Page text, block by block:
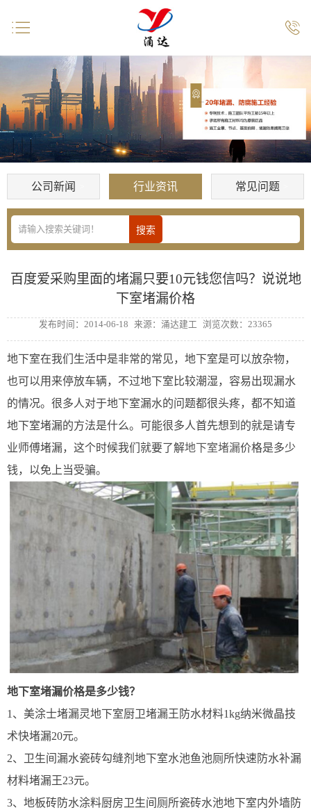
公司新闻 行业资讯 常见问题
百度爱采购里面的堵漏只要10元钱您信吗？说说地
下室堵漏价格
发布时间：2014-06-18 来源：涌达建工 浏览次数：23365
地下室在我们生活中是非常的常见，地下室是可以放杂物，
也可以用来停放车辆，不过地下室比较潮湿，容易出现漏水
的情况。很多人对于地下室漏水的问题都很头疼，都不知道
地下室堵漏的方法是什么。可能很多人首先想到的就是请专
业师傅堵漏，这个时候我们就要了解地下室堵漏价格是多少
钱，以免上当受骗。
地下室堵漏价格是多少钱？
1、美涂士堵漏灵地下室厨卫堵漏王防水材料1kg纳米微晶技
术快堵漏20元。
2、卫生间漏水瓷砖勾缝剂地下室水池鱼池厕所快速防水补漏
材料堵漏王23元。
3、地板砖防水涂料厨房卫生间厕所瓷砖水池地下室内外墙防
 